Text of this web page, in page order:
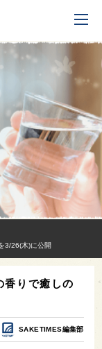
3/26(木)に公開
香りで癒しの
SAKETIMES編集部